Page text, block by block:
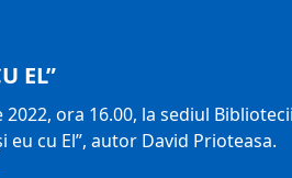
EL”
2022, ora 16.00, la sediul
eu cu El”, autor David Prioteasa.